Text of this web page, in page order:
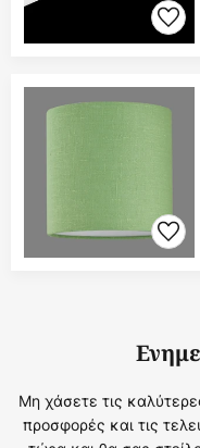
Μη χάσετε τις
προσφορές και τις